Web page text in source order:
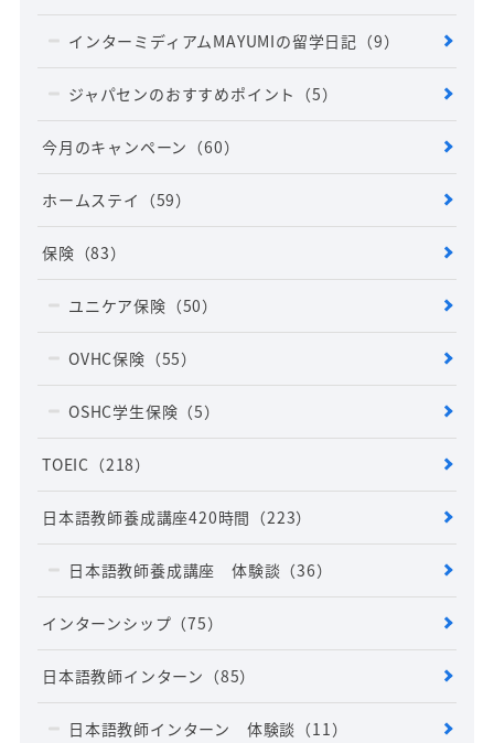
インターミディアムMAYUMIの留学日記 （9）
ジャパセンのおすすめポイント （5）
今月のキャンペーン （60）
ホームステイ （59）
保険 （83）
ユニケア保険 （50）
OVHC保険 （55）
OSHC学生保険 （5）
TOEIC （218）
日本語教師養成講座420時間 （223）
日本語教師養成講座 体験談 （36）
インターンシップ （75）
日本語教師インターン （85）
日本語教師インターン 体験談 （11）